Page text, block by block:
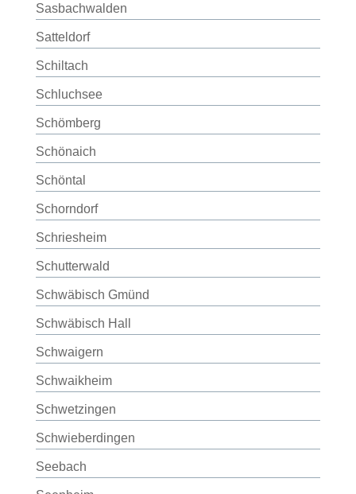
Sasbachwalden
Satteldorf
Schiltach
Schluchsee
Schömberg
Schönaich
Schöntal
Schorndorf
Schriesheim
Schutterwald
Schwäbisch Gmünd
Schwäbisch Hall
Schwaigern
Schwaikheim
Schwetzingen
Schwieberdingen
Seebach